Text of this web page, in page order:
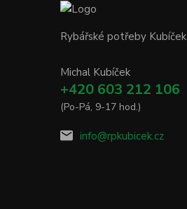
Rybářské potřeby Kubíček
Michal Kubíček
+420 603 212 106
(Po-Pá, 9-17 hod.)
info@rpkubicek.cz